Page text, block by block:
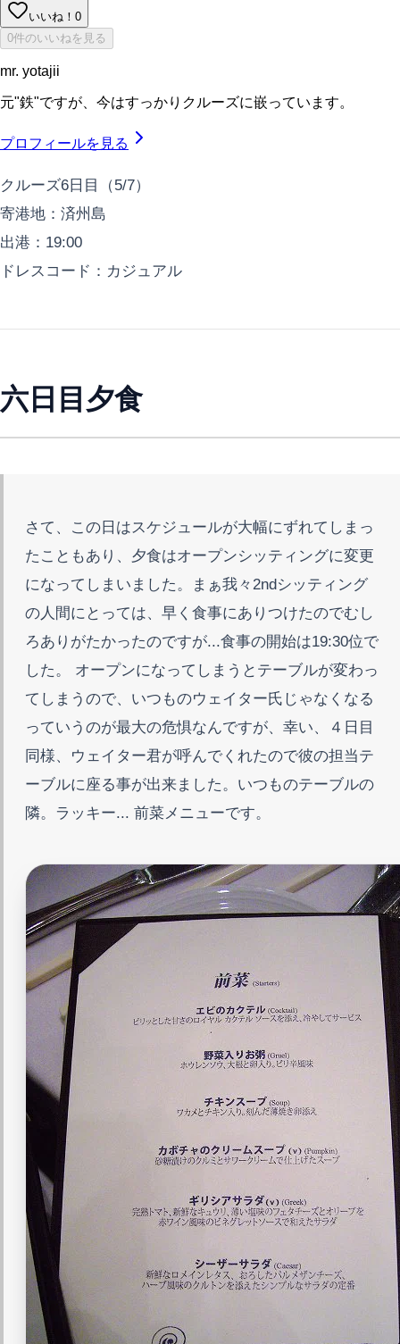
いいね！ 0
0件のいいねを見る
mr. yotajii
元"鉄"ですが、今はすっかりクルーズに嵌っています。
プロフィールを見る
クルーズ6日目（5/7）
寄港地：済州島
出港：19:00
ドレスコード：カジュアル
六日目夕食
さて、この日はスケジュールが大幅にずれてしまっ
たこともあり、夕食はオープンシッティングに変更
になってしまいました。まぁ我々2ndシッティング
の人間にとっては、早く食事にありつけたのでむし
ろありがたかったのですが...食事の開始は19:30位で
した。 オープンになってしまうとテーブルが変わっ
てしまうので、いつものウェイター氏じゃなくなる
っていうのが最大の危惧なんですが、幸い、４日目
同様、ウェイター君が呼んでくれたので彼の担当テ
ーブルに座る事が出来ました。いつものテーブルの
隣。ラッキー... 前菜メニューです。